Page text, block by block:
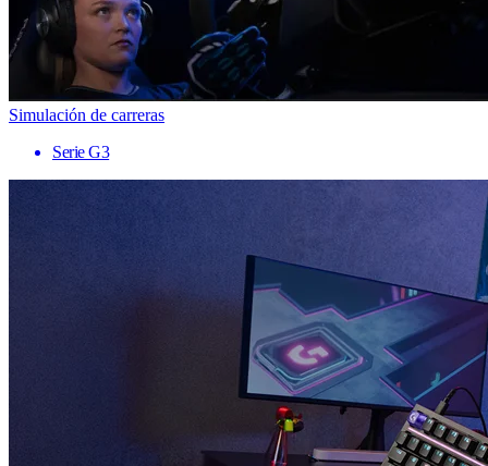
Simulación de carreras
Serie G3